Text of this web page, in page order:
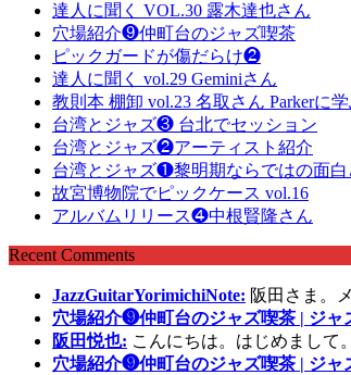
達人に聞く VOL.30 露木達也さん
穴場紹介❾仲町台のジャズ喫茶
ピックガードが傷だらけ❷
達人に聞く vol.29 Geminiさん
教則本 棚卸 vol.23 名取さん Parkerに
台湾とジャズ❸ 台北でセッション
台湾とジャズ❷アーティスト紹介
台湾とジャズ❶黎明期ならではの面白
故宮博物院でピックケース vol.16
アルバムリリース❹中根賢隆さん
Recent Comments
JazzGuitarYorimichiNote: 阪田さま。
穴場紹介❾仲町台のジャズ喫茶 | ジャ
阪田悦也: こんにちは。はじめまして
穴場紹介❾仲町台のジャズ喫茶 | ジャ